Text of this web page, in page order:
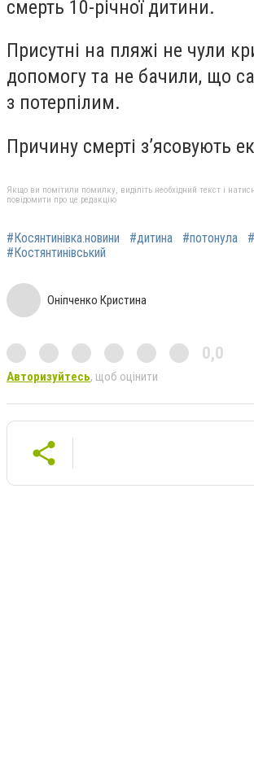
смерть 10-річної дитини.
Присутні на пляжі не чули
допомогу та не бачили, що
з потерпілим.
Причину смерті з’ясовують
Якщо ви помітили помилку, виділіть необхідний текст і
повідомити про це редакцію
#Косянтинівка.новини #дитина #потонула
#Костянтинівський
Оніпченко Кристина
0,0
Авторизуйтесь, щоб оцінити